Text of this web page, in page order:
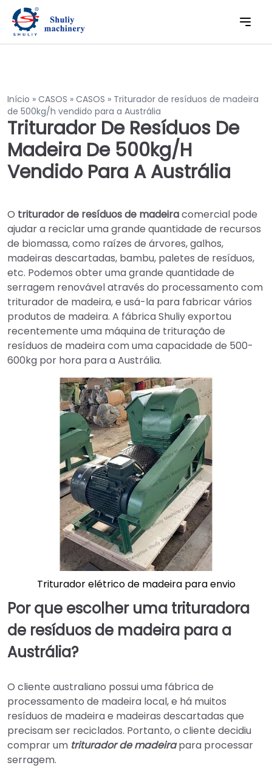
Início » CASOS » CASOS » Triturador de resíduos de madeira
de 500kg/h vendido para a Austrália
Triturador De Resíduos De
Madeira De 500kg/h
Vendido Para A Austrália
O triturador de resíduos de madeiracomercial pode
ajudar a reciclar uma grande quantidade de recursos
de biomassa, como raízes de árvores, galhos,
madeiras descartadas, bambu, paletes de resíduos,
etc. Podemos obter uma grande quantidade de
serragem renovável através do processamento com
triturador de madeira, e usá-la para fabricar vários
produtos de madeira. A fábrica Shuliy exportou
recentemente uma máquina de trituração de
resíduos de madeira com uma capacidade de 500-
600kg por hora para a Austrália.
Triturador elétrico de madeira para envio
Por que escolher uma trituradora
de resíduos de madeira para a
Austrália?
O cliente australiano possui uma fábrica de
processamento de madeira local, e há muitos
resíduos de madeira e madeiras descartadas que
precisam ser reciclados. Portanto, o cliente decidiu
comprar um triturador de madeirapara processar
serragem.